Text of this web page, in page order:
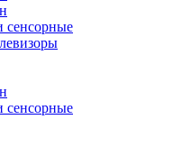
сенсорные
сенсорные